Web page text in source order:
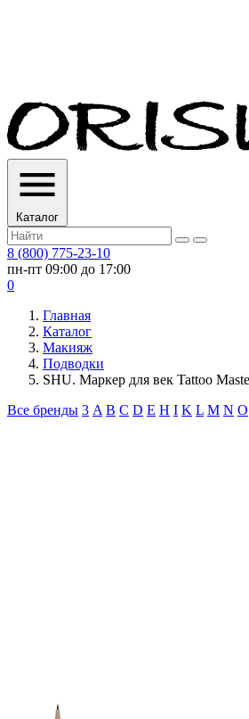
Каталог
8 (800) 775-23-10
пн-пт 09:00 до 17:00
0
Главная
Каталог
Макияж
Подводки
SHU. Маркер для век Tattoo
Все бренды 3 A B C D E H I K L M N O